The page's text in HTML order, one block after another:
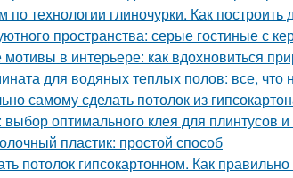
технологии глиночурки. Как
пространства: серые гостиные с
в интерьере: как вдохновиться
для водяных теплых полов: все, что
самому сделать потолок из
выбор оптимального клея для плинтусов
пластик: простой способ
потолок гипсокартонном. Как